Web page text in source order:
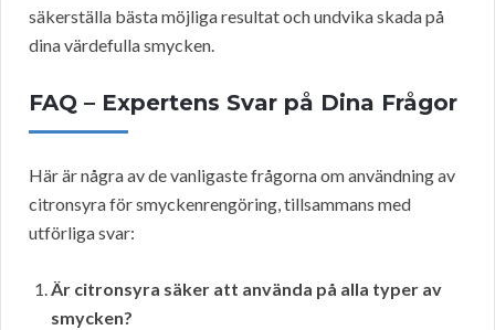
säkerställa bästa möjliga resultat och undvika skada på
dina värdefulla smycken.
FAQ – Expertens Svar på Dina Frågor
Här är några av de vanligaste frågorna om användning av
citronsyra för smyckenrengöring, tillsammans med
utförliga svar:
Är citronsyra säker att använda på alla typer av
smycken?